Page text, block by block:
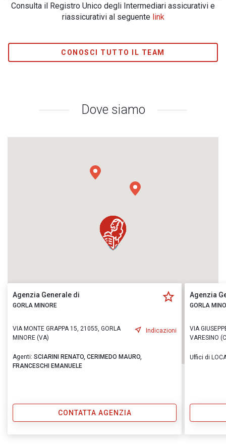
Consulta il Registro Unico degli Intermediari assicurativi e
riassicurativi al seguente link
CONOSCI TUTTO IL TEAM
Dove siamo
Agenzia Generale di
GORLA MINORE
VIA MONTE GRAPPA 15, 21055, GORLA
MINORE (VA)
Indicazioni
Agenti: SCIARINI RENATO, CERIMEDO MAURO,
FRANCESCHI EMANUELE
CONTATTA AGENZIA
Agenzia
GORLA
VIA
VARESINO
Uffici di